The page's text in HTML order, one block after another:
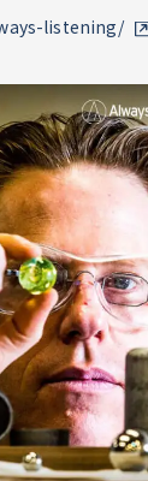
listening/